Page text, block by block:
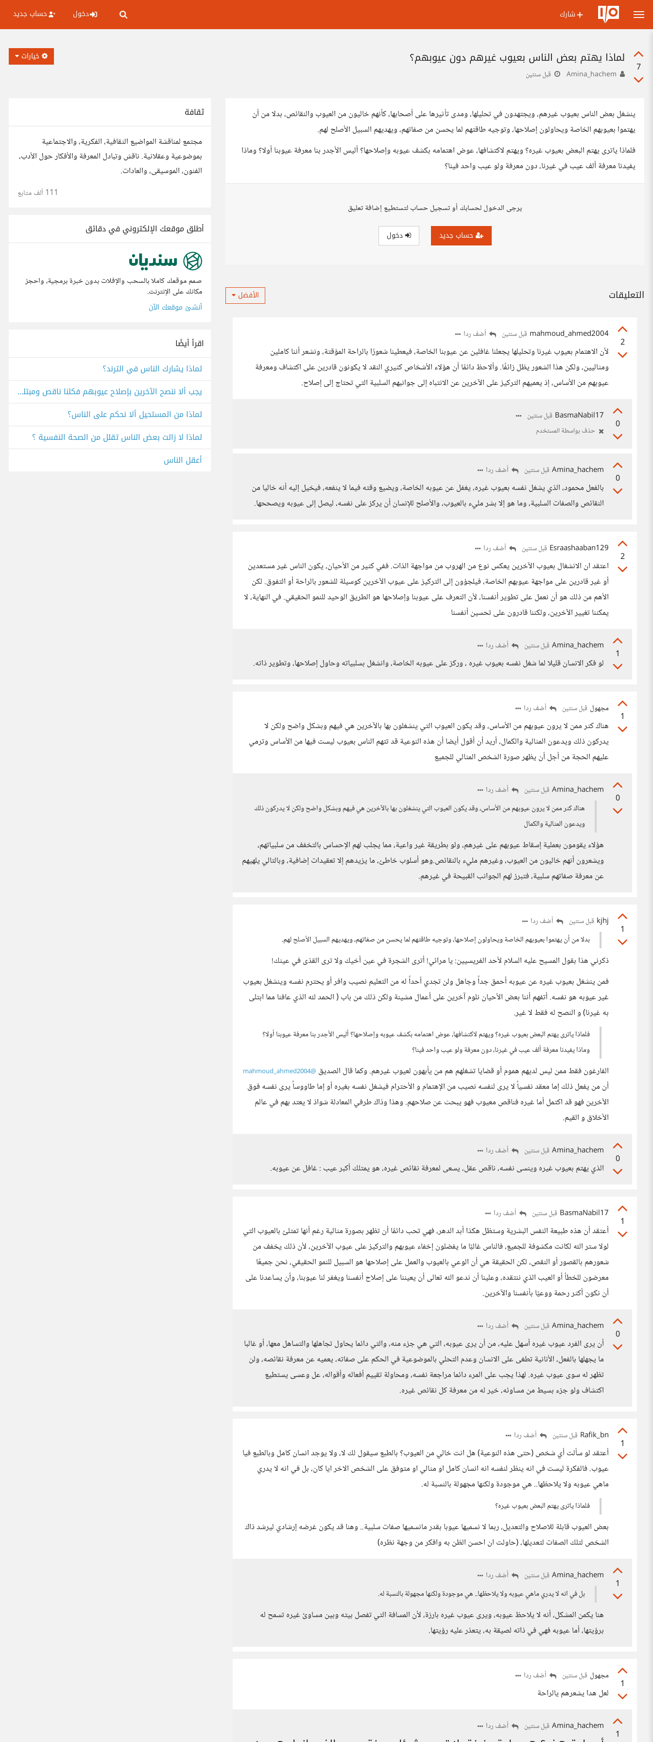
شارك دخول حساب جديد
7
لماذا يهتم بعض الناس بعيوب غيرهم دون عيوبهم؟
قبل سنتين
خيارات
ينشغل بعض الناس بعيوب غيرهم، ويجتهدون في تحليلها، ومدى تأثيرها على أصحابها، كأنهم خاليون من العيوب والنقائص، بدلا من أن
يهتموا بعيوبهم الخاصة ويحاولون إصلاحها، وتوجيه طاقتهم لما يحسن من صفاتهم، ويهديهم السبيل الأصلح لهم.
فلماذا ياترى يهتم البعض بعيوب غيره؟ ويهتم لاكتشافها، عوض اهتمامه بكشف عيوبه وإصلاحها؟ أليس الأجدر بنا معرفة عيوبنا أولا؟ وماذا
يفيدنا معرفة ألف عيب في غيرنا، دون معرفة ولو عيب واحد فينا؟
يرجى الدخول لحسابك أو تسجيل حساب لتستطيع إضافة تعليق
حساب جديد دخول
التعليقات الأفضل
2
mahmoud_ahmed2004 قبل سنتين أضف ردا
لأن الاهتمام بعيوب غيرنا وتحليلها يجعلنا غافلين عن عيوبنا الخاصة، فيعطينا شعورًا بالراحة المؤقتة، ونشعر أننا كاملين
ومثاليين، ولكن هذا الشعور يظل زائفًا. وألاحظ دائمًا أن هؤلاء الأشخاص كثيري النقد لا يكونون قادرين على اكتشاف ومعرفة
عيوبهم من الأساس، إذ يعميهم التركيز على الآخرين عن الانتباه إلى جوانبهم السلبية التي تحتاج إلى إصلاح.
0
BasmaNabil17 قبل سنتين
حذف بواسطة المستخدم
0
Amina_hachem قبل سنتين أضف ردا
بالفعل محمود، الذي يشغل نفسه بعيوب غيره، يغفل عن عيوبه الخاصة، ويضيع وقته فيما لا ينفعه، فيخيل إليه أنه خاليا من
النقائص والصفات السلبية، وما هو إلا بشر مليء بالعيوب، والأصلح للإنسان أن يركز على نفسه، ليصل إلى عيوبه ويصححها.
2
Esraashaaban129 قبل سنتين أضف ردا
اعتقد ان الانشغال بعيوب الآخرين يعكس نوع من الهروب من مواجهة الذات. ففي كثير من الأحيان، يكون الناس غير مستعدين
أو غير قادرين على مواجهة عيوبهم الخاصة، فيلجؤون إلى التركيز على عيوب الآخرين كوسيلة للشعور بالراحة أو التفوق. لكن
الأهم من ذلك هو أن نعمل على تطوير أنفسنا، لأن التعرف على عيوبنا وإصلاحها هو الطريق الوحيد للنمو الحقيقي. في النهاية، لا
يمكننا تغيير الآخرين، ولكننا قادرون على تحسين أنفسنا
1
Amina_hachem قبل سنتين أضف ردا
لو فكر الانسان قليلا لما شغل نفسه بعيوب غيره ، وركز على عيوبه الخاصة، وانشغل بسلبياته وحاول إصلاحها، وتطوير ذاته.
1
مجهول قبل سنتين أضف ردا
هناك كثر ممن لا يرون عيوبهم من الأساس، وقد يكون العيوب التي ينشغلون بها بالآخرين هي فيهم وبشكل واضح ولكن لا
يدركون ذلك ويدعون المثالية والكمال، أريد أن أقول أيضا أن هذه النوعية قد تتهم الناس بعيوب ليست فيها من الأساس وترمي
عليهم الحجة من أجل أن يظهر صورة الشخص المثالي للجميع
0
Amina_hachem قبل سنتين
أضف ردا
هناك كثر ممن لا يرون عيوبهم من الأساس، وقد يكون العيوب التي ينشغلون بها بالآخرين هي فيهم وبشكل واضح ولكن لا يدركون ذلك
ويدعون المثالية والكمال
هؤلاء يقومون بعملية إسقاط عيوبهم على غيرهم، ولو بطريقة غير واعية، مما يجلب لهم الإحساس بالتخفف من سلبياتهم،
ويشعرون أنهم خاليون من العيوب، وغيرهم مليء بالنقائص.وهو أسلوب خاطئ، ما يزيدهم إلا تعقيدات إضافية، وبالتالي يلهيهم
عن معرفة صفاتهم سلبية، فتبرز لهم الجوانب القبيحة في غيرهم.
1
kjhj قبل سنتين
أضف ردا
بدلا من أن يهتموا بعيوبهم الخاصة ويحاولون إصلاحها، وتوجيه طاقتهم لما يحسن من صفاتهم، ويهديهم السبيل الأصلح لهم.
ذكرني هذا بقول المسيح عليه السلام لأحد الفريسيين: يا مرائي! أترى الشجرة في عين أخيك ولا ترى القذى في عينك!
فمن ينشغل بعيوب غيره عن عيوبه أحمق جداً وجاهل ولن تجدي أحداً له من التعليم نصيب وافر أو يحترم نفسه وينشغل بعيوب
غير عيوبه هو نفسه. أتفهم أننا بعض الأحيان نلوم آخرين على أعمال مشينة ولكن ذلك من باب ( الحمد لله الذي عافنا مما ابتلى
به غيرنا) و النصح له فقط لا غير.
فلماذا ياترى يهتم البعض بعيوب غيره؟ ويهتم لاكتشافها، عوض اهتمامه بكشف عيوبه وإصلاحها؟ أليس الأجدر بنا معرفة عيوبنا أولا؟
وماذا يفيدنا معرفة ألف عيب في غيرنا، دون معرفة ولو عيب واحد فينا؟
الفارغون فقط ممن ليس لديهم هموم أو قضايا تشغلهم هم من يأبهون لعيوب غيرهم. وكما قال الصديق @mahmoud_ahmed2004
أن من يفعل ذلك إما معقد نفسياً لا يرى لنفسه نصيب من الإهتمام و الأحترام فيشغل نفسه بغيره أو إما طاووساً يرى نفسه فوق
الآخرين فهو قد اكتمل أما غيره فناقص معيوب فهو يبحث عن صلاحهم. وهذا وذاك طرفي المعادلة شواذ لا يعتد بهم في عالم
الأخلاق و القيم.
0
Amina_hachem قبل سنتين أضف ردا
الذي يهتم بعيوب غيره وينسى نفسه، ناقص عقل، يسعى لمعرفة نقائص غيره، هو يمتلك أكبر عيب : غافل عن عيوبه.
1
BasmaNabil17 قبل سنتين أضف ردا
أعتقد أن هذه طبيعة النفس البشرية وستظل هكذا أبد الدهر، فهي تحب دائمًا أن تظهر بصورة مثالية رغم أنها تمتلئ بالعيوب التي
لولا ستر الله لكانت مكشوفة للجميع، فالناس غالبًا ما يفضلون إخفاء عيوبهم والتركيز على عيوب الآخرين، لأن ذلك يخفف من
شعورهم بالقصور أو النقص، لكن الحقيقة هي أن الوعي بالعيوب والعمل على إصلاحها هو السبيل للنمو الحقيقي، نحن جميعًا
معرضون للخطأ أو العيب الذي ننتقده، وعلينا أن ندعو الله تعالى أن يعيننا على إصلاح أنفسنا ويغفر لنا عيوبنا، وأن يساعدنا على
أن نكون أكثر رحمة ووعيًا بأنفسنا والآخرين.
0
Amina_hachem قبل سنتين أضف ردا
أن يرى الفرد عيوب غيره أسهل عليه، من أن يرى عيوبه، التي هي جزء منه، والتي دائما يحاول تجاهلها والتساهل معها، أو غالبا
ما يجهلها بالفعل، الأنانية تطغى على الانسان وعدم التحلي بالموضوعية في الحكم على صفاته، يعميه عن معرفة نقائصه، ولن
تظهر له سوى عيوب غيره. لهذا يجب على المرء دائما مراجعة نفسه، ومحاولة تقييم أفعاله وأقواله، عل وعسى يستطيع
اكتشاف ولو جزء بسيط من مساوئه، خير له من معرفة كل نقائص غيره.
1
Rafik_bn قبل سنتين أضف ردا
أعتقد لو سألت أي شخص (حتى هذه النوعية) هل انت خالي من العيوب؟ بالطبع سيقول لك لا، ولا يوجد انسان كامل وبالطبع فيا
عيوب. فالفكرة ليست في انه ينظر لنفسه انه انسان كامل او مثالي او متوفق على الشخص الاخر ايا كان، بل في انه لا يدري
ماهي عيوبه ولا يلاحظها.. هي موجودة ولكنها مجهولة بالنسبة له.
فلماذا ياترى يهتم البعض بعيوب غيره؟
بعض العيوب قابلة للاصلاح والتعديل، ربما لا نسميها عيوبا بقدر مانسميها صفات سلبية.. وهنا قد يكون غرضه إرشادي ليرشد ذاك
الشخص لتلك الصفات لتعديلها، (حاولت ان احسن الظن به وافكر من وجهة نظره)
1
Amina_hachem قبل سنتين
أضف ردا
بل في انه لا يدري ماهي عيوبه ولا يلاحظها.. هي موجودة ولكنها مجهولة بالنسبة له.
هنا يكمن المشكل، أنه لا يلاحظ عيوبه، ويرى عيوب غيره بارزة، لأن المسافة التي تفصل بيته وبين مساوئ غيره تسمح له
برؤيتها، أما عيوبه فهي في ذاته لصيقة به، يتعذر عليه رؤيتها.
1
مجهول قبل سنتين أضف ردا
لعل هدا يشعرهم يالراحة
1
Amina_hachem قبل سنتين أضف ردا
ثقافة
مجتمع لمناقشة المواضيع الثقافية، الفكرية، والاجتماعية
بموضوعية وعقلانية. ناقش وتبادل المعرفة والأفكار حول الأدب،
الفنون، الموسيقى، والعادات.
111 ألف متابع
أطلق موقعك الإلكتروني في دقائق
صمم موقعك كاملا بالسحب والإفلات بدون خبرة برمجية، واحجز
مكانك على الإنترنت.
أنشئ موقعك الآن
اقرأ أيضًا
لماذا يشارك الناس في الترند؟
يجب ألا ننصح الآخرين بإصلاح عيوبهم فكلنا ناقص ومبتلى بعيوب
لماذا من المستحيل ألا نحكم على الناس؟
لماذا لا زالت بعض الناس تقلل من الصحة النفسية ؟
أعقل الناس